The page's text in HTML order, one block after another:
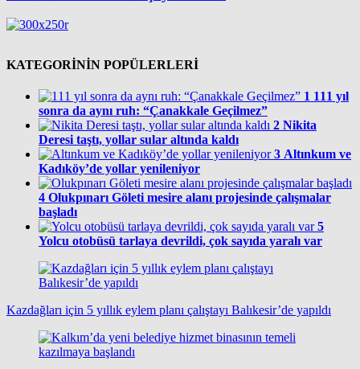
KATEGORİNİN POPÜLERLERİ
1 111 yıl
sonra da aynı ruh: “Çanakkale Geçilmez”
2 Nikita
Deresi taştı, yollar sular altında kaldı
3 Altınkum ve
Kadıköy’de yollar yenileniyor
4 Olukpınarı Göleti mesire alanı projesinde çalışmalar
başladı
5
Yolcu otobüsü tarlaya devrildi, çok sayıda yaralı var
Kazdağları için 5 yıllık eylem planı çalıştayı Balıkesir’de yapıldı